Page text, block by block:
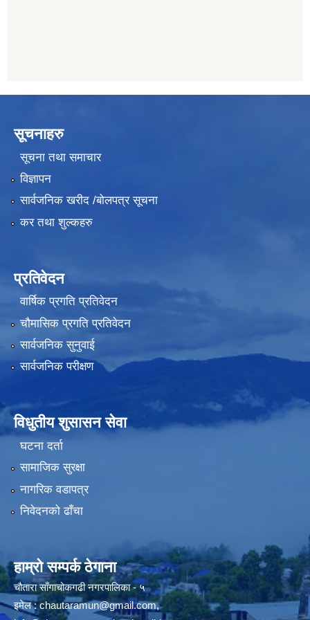
सूचनाहरु
सूचना तथा समाचार
विज्ञापन
सार्वजनिक खरीद /बोलपत्र सूचना
कर तथा शुल्कहरु
प्रतिवेदन
वार्षिक प्रगति प्रतिवेदन
चौमासिक प्रगति प्रतिवेदन
सार्वजनिक सुनुवाई
सार्वजनिक परीक्षण
विधुतीय शुसासन सेवा
घटना दर्ता
सामाजिक सुरक्षा
नागरिक वडापत्र
निवेदनको ढाँचा
हाम्रो सम्पर्क ठेगाना
चौतारा साँगाचोकगढी नगरपालिका - ५
इमेल :chautaramun@gmail.com,